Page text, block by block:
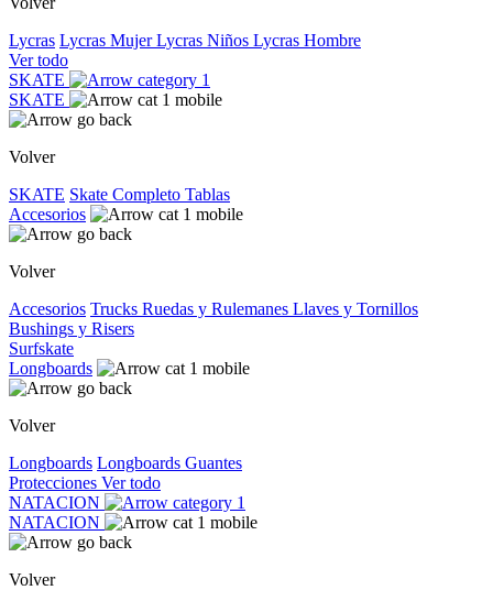
Lycras Lycras MujerLycras Niños Lycras Hombre
Ver todo
SKATE
SKATE
Volver
SKATE Skate Completo Tablas
Accesorios
Volver
Accesorios Trucks Ruedas y Rulemanes Llaves y Tornillos
Bushings y Risers
Surfskate
Longboards
Volver
Longboards Longboards Guantes
Protecciones Ver todo
NATACION
NATACION
Volver